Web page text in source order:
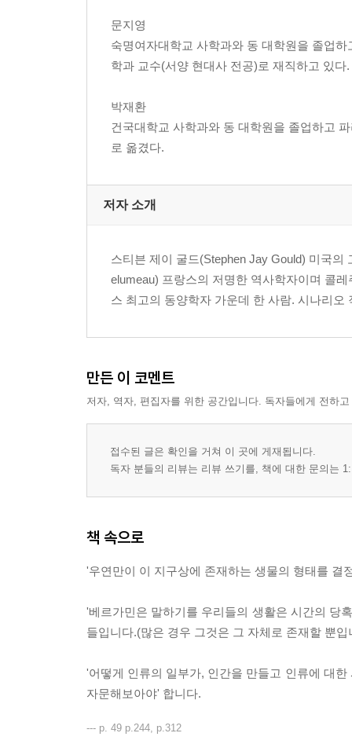
문지영
숙명여자대학교 사학과와 동 대학원을 졸업
학과 교수(서양 현대사 전공)로 재직하고 있다.
박재환
건국대학교 사학과와 동 대학원을 졸업하고
로 옮겼다.
저자 소개
스티븐 제이 굴드(Stephen Jay Gould) 미국
elumeau) 프랑스의 저명한 역사학자이며 콜
스 최고의 동양학자 가운데 한 사람. 시나리
만든 이 코멘트
저자, 역자, 편집자를 위한 공간입니다. 독자들에게 전하
접수된 글은 확인을 거쳐 이 곳에 게재됩니다.
독자 분들의 리뷰는 리뷰 쓰기를, 책에 대한 문의는
책 속으로
'우연만이 이 지구상에 존재하는 생물의 형태를 결
'베르가민은 말하기를 우리들의 생활은 시간의 당
들입니다.(많은 경우 그것은 그 자체로 존재할 뿐
'어떻게 인류의 일부가, 인간을 만들고 인류에 대
자문해보아야' 합니다.
--- p. 49 p.244, p.312